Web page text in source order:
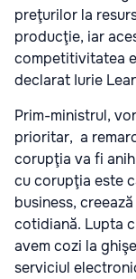
preţurilor la
producţie, iar
competitivitatea
declarat Iurie
Prim-ministrul,
prioritar, a
corupţia va fi
cu corupţia este
business,
cotidiană. Lupta
avem cozi la
serviciul